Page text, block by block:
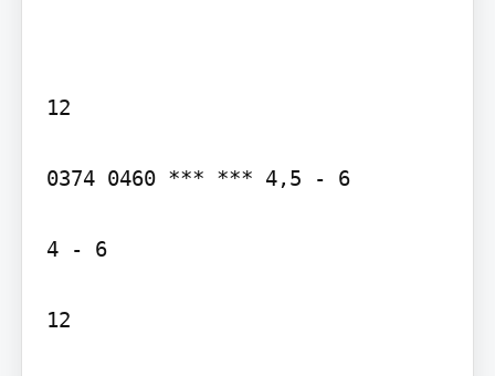
12
0374 0460 *** *** 4,5 - 6
4 - 6
12